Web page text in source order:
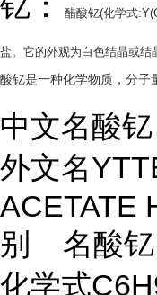
醋酸钇(化学式
盐。它的外观为白色结晶或结
酸钇是一种化学物质，分子
中文名酸钇
外文名
ACETATE
别 名酸钇
化学式